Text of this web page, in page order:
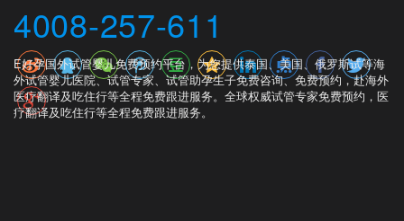
4008-257-611
E好孕国外试管婴儿免费预约平台，为您提供泰国、美国、俄罗斯试等海
外试管婴儿医院、试管专家、试管助孕生子免费咨询、免费预约，赴海外
医疗翻译及吃住行等全程免费跟进服务。全球权威试管专家免费预约，医
疗翻译及吃住行等全程免费跟进服务。